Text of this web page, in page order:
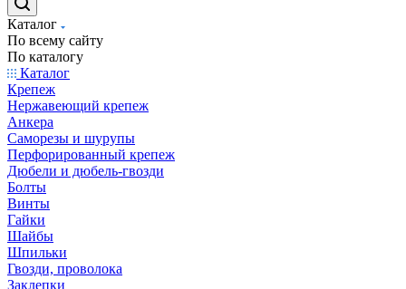
Каталог
По всему сайту
По каталогу
Каталог
Крепеж
Нержавеющий крепеж
Анкера
Саморезы и шурупы
Перфорированный крепеж
Дюбели и дюбель-гвозди
Болты
Винты
Гайки
Шайбы
Шпильки
Гвозди, проволока
Заклепки